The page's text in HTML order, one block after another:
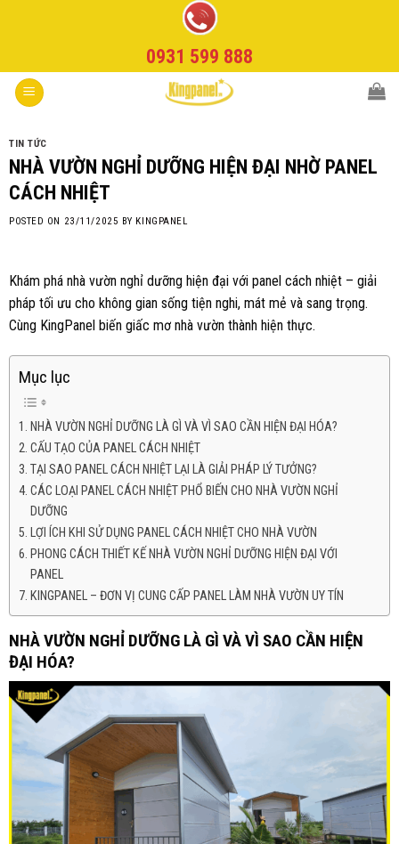
0931 599 888
TIN TỨC
NHÀ VƯỜN NGHỈ DƯỠNG HIỆN ĐẠI NHỜ PANEL
CÁCH NHIỆT
POSTED ON 23/11/2025 BY KINGPANEL
Khám phá nhà vườn nghỉ dưỡng hiện đại với panel cách nhiệt – giải
pháp tối ưu cho không gian sống tiện nghi, mát mẻ và sang trọng.
Cùng KingPanel biến giấc mơ nhà vườn thành hiện thực.
Mục lục
NHÀ VƯỜN NGHỈ DƯỠNG LÀ GÌ VÀ VÌ SAO CẦN HIỆN ĐẠI HÓA?
CẤU TẠO CỦA PANEL CÁCH NHIỆT
TẠI SAO PANEL CÁCH NHIỆT LẠI LÀ GIẢI PHÁP LÝ TƯỞNG?
CÁC LOẠI PANEL CÁCH NHIỆT PHỔ BIẾN CHO NHÀ VƯỜN NGHỈ
DƯỠNG
LỢI ÍCH KHI SỬ DỤNG PANEL CÁCH NHIỆT CHO NHÀ VƯỜN
PHONG CÁCH THIẾT KẾ NHÀ VƯỜN NGHỈ DƯỠNG HIỆN ĐẠI VỚI
PANEL
KINGPANEL – ĐƠN VỊ CUNG CẤP PANEL LÀM NHÀ VƯỜN UY TÍN
NHÀ VƯỜN NGHỈ DƯỠNG LÀ GÌ VÀ VÌ SAO CẦN HIỆN
ĐẠI HÓA?